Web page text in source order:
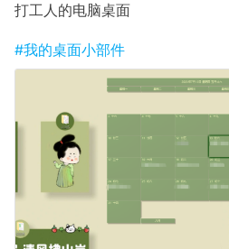
打工人的电脑桌面
#我的桌面小部件